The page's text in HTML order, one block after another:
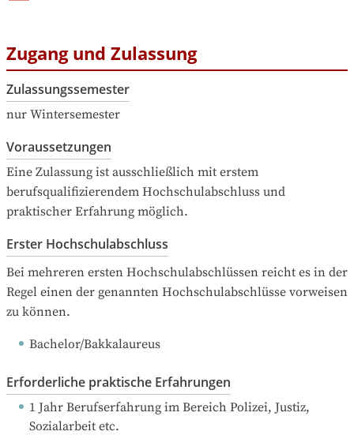
Zugang und Zulassung
Zulassungssemester
nur Wintersemester
Voraussetzungen
Eine Zulassung ist ausschließlich mit erstem
berufsqualifizierendem Hochschulabschluss und
praktischer Erfahrung möglich.
Erster Hochschulabschluss
Bei mehreren ersten Hochschulabschlüssen reicht es in der
Regel einen der genannten Hochschulabschlüsse vorweisen
zu können.
Bachelor/Bakkalaureus
Erforderliche praktische Erfahrungen
1 Jahr Berufserfahrung im Bereich Polizei, Justiz,
Sozialarbeit etc.